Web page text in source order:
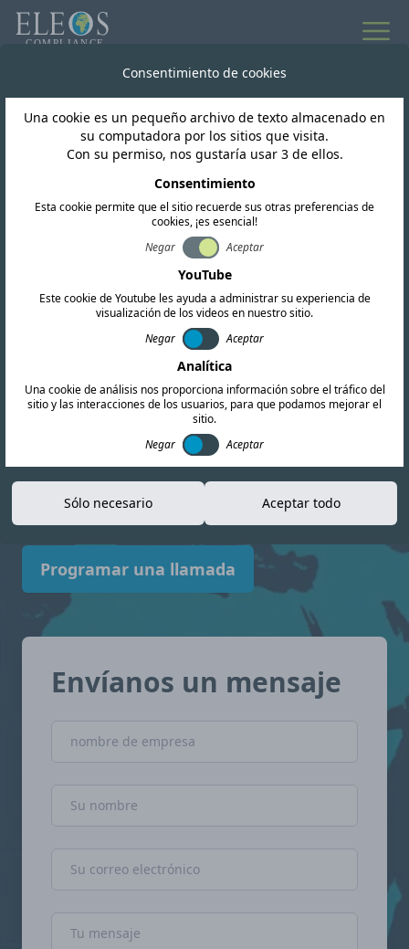
Porcelana
Ofrecemos servicios completos de
certificación de RF, EMC y seguridad. Nuestro
equipo también realiza investigaciones
regulatorias exhaustivas y proporciona
información actualizada para ayudarle a
navegar el panorama del cumplimiento
normativo. Porcelana con confianza.
Programar una llamada
Envíanos un mensaje
Consentimiento de cookies
Una cookie es un pequeño archivo de texto almacenado en
su computadora por los sitios que visita.
Con su permiso, nos gustaría usar 3 de ellos.
Consentimiento
Esta cookie permite que el sitio recuerde sus otras preferencias de
cookies, ¡es esencial!
Negar
Aceptar
YouTube
Este cookie de Youtube les ayuda a administrar su experiencia de
visualización de los videos en nuestro sitio.
Negar
Aceptar
Analítica
Una cookie de análisis nos proporciona información sobre el tráfico del
sitio y las interacciones de los usuarios, para que podamos mejorar el
sitio.
Negar
Aceptar
Sólo necesario Aceptar todo